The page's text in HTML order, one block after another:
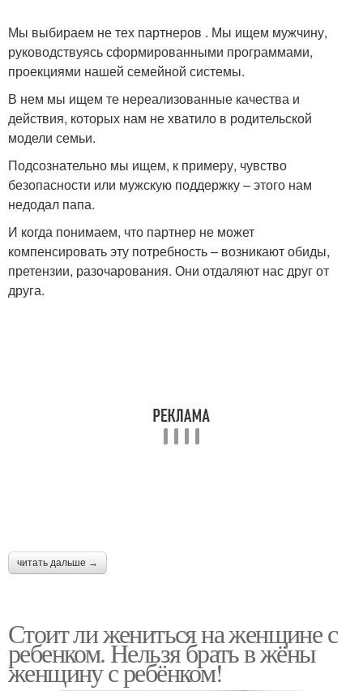
Мы выбираем не тех партнеров . Мы ищем мужчину,
руководствуясь сформированными программами,
проекциями нашей семейной системы.
В нем мы ищем те нереализованные качества и
действия, которых нам не хватило в родительской
модели семьи.
Подсознательно мы ищем, к примеру, чувство
безопасности или мужскую поддержку – этого нам
недодал папа.
И когда понимаем, что партнер не может
компенсировать эту потребность – возникают обиды,
претензии, разочарования. Они отдаляют нас друг от
друга.
читать дальше →
Стоит ли жениться на женщине с
ребенком. Нельзя брать в жёны
женщину с ребёнком!